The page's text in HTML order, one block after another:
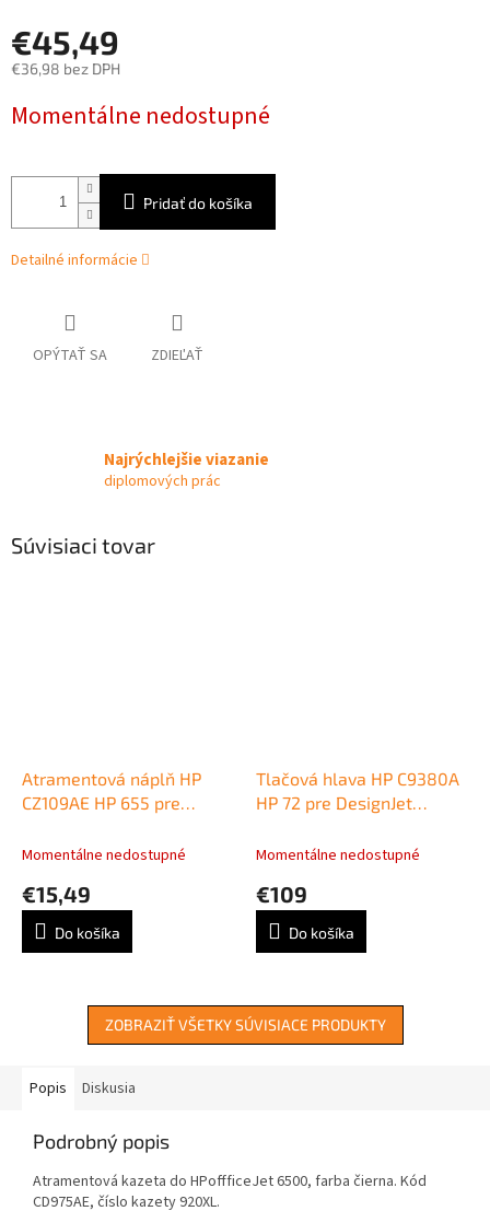
€45,49
€36,98 bez DPH
cena:
Momentálne nedostupné
Pridať do košíka
Detailné informácie
OPÝTAŤ SA ZDIEĽAŤ
Najrýchlejšie viazanie
diplomových prác
Súvisiaci tovar
Atramentová náplň HP
CZ109AE HP 655 pre
3525/4615/4625/5525
Momentálne nedostupné
€15,49
Do košíka
Tlačová hlava HP C9380A
HP 72 pre DesignJet
grey/photo black
Momentálne nedostupné
€109
Do košíka
ZOBRAZIŤ VŠETKY SÚVISIACE PRODUKTY
Popis Diskusia
Podrobný popis
Atramentová kazeta do HPoffficeJet 6500, farba čierna. Kód
CD975AE, číslo kazety 920XL.